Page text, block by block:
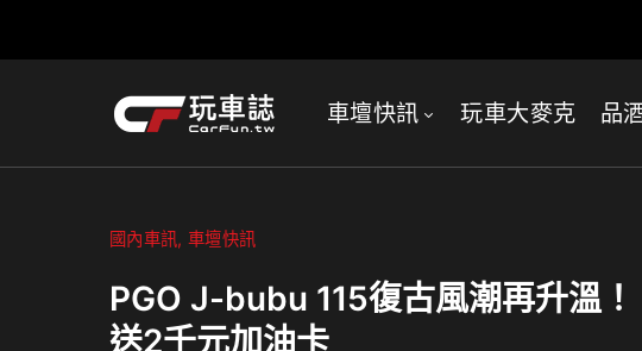
車壇快訊 玩車大麥克 品
國內車訊 車壇快訊
PGO J-bubu 115復古風潮再升溫
送2千元加油卡